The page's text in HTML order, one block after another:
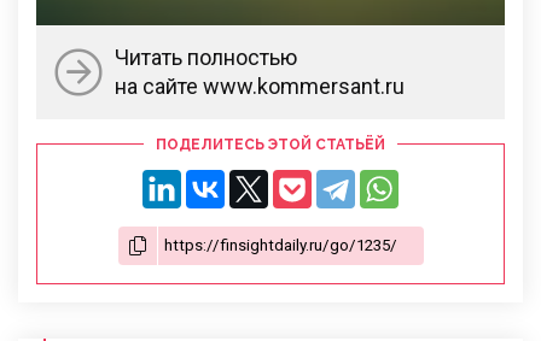
Читать полностью
на сайте www.kommersant.ru
ПОДЕЛИТЕСЬ ЭТОЙ СТАТЬЁЙ